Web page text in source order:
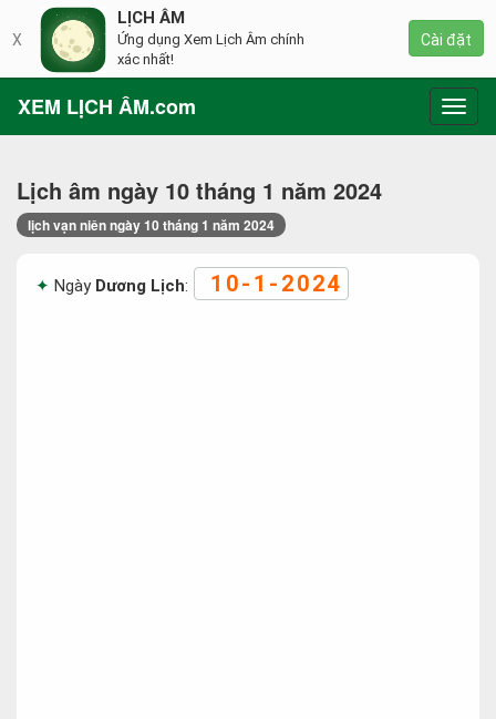
XEM LỊCH ÂM.com
Lịch âm ngày 10 tháng 1 năm 2024
lịch vạn niên ngày 10 tháng 1 năm 2024
Ngày Dương Lịch: 10-1-2024
X
LỊCH ÂM
Ứng dụng Xem Lịch Âm chính
xác nhất!
Cài đặt